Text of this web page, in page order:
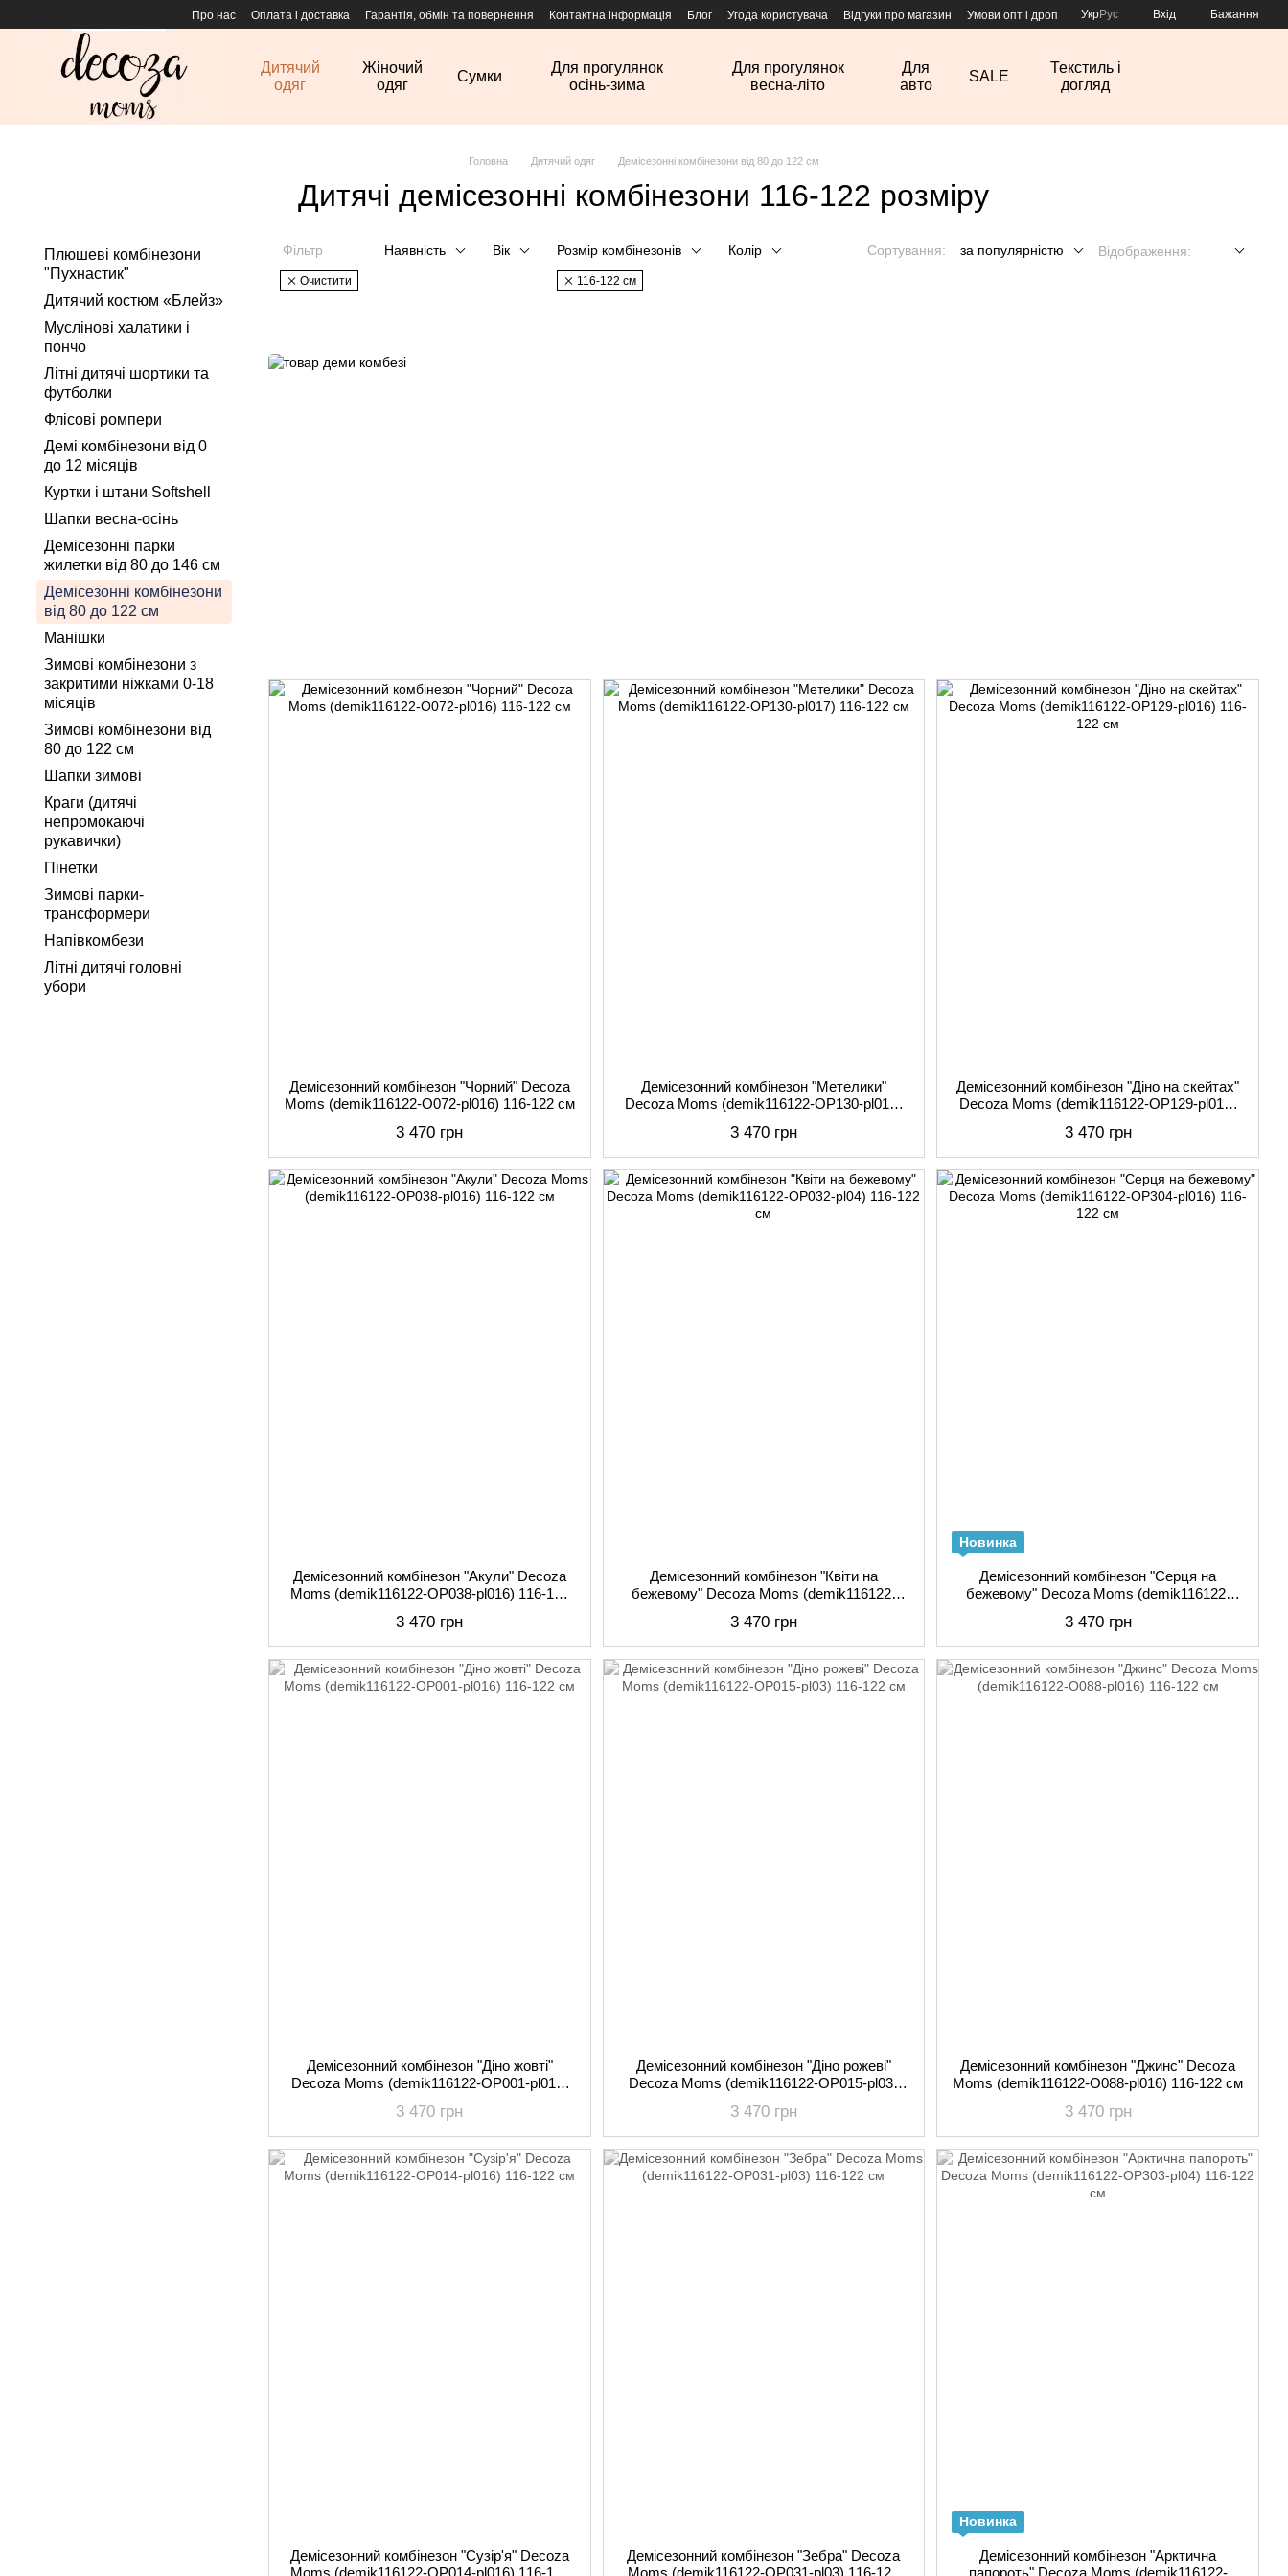
Перейти до основного контентуПро нас Оплата і доставка Гарантія, обмін та повернення Контактна інформація Блог Угода користувача Відгуки про магазин Умови опт і дроп УкрРус Вхід Бажання
Дитячий
одяг
Жіночий
одяг
Сумки
Для прогулянок
осінь-зима
Для прогулянок
весна-літо
Для
авто
SALE
Текстиль і
догляд
Головна Дитячий одяг Демісезонні комбінезони від 80 до 122 см
Дитячі демісезонні комбінезони 116-122 розміру
Фільтр
Очистити
Наявність Вік Розмір комбінезонів
116-122 см
Колір Сортування: за популярністю Відображення:
Демісезонний комбінезон "Чорний" Decoza
Moms (demik116122-O072-pl016) 116-122 см
3 470 грн
Демісезонний комбінезон "Метелики"
Decoza Moms (demik116122-OP130-pl017)
3 470 грн
Демісезонний комбінезон "Діно на скейтах"
Decoza Moms (demik116122-OP129-pl016)
3 470 грн
Демісезонний комбінезон "Акули" Decoza
Moms (demik116122-ОР038-pl016) 116-122
3 470 грн
Демісезонний комбінезон "Квіти на
бежевому" Decoza Moms (demik116122-
3 470 грн
Новинка
Демісезонний комбінезон "Серця на
бежевому" Decoza Moms (demik116122-
3 470 грн
Демісезонний комбінезон "Діно жовті"
Decoza Moms (demik116122-OP001-pl016)
3 470 грн
Демісезонний комбінезон "Діно рожеві"
Decoza Moms (demik116122-OP015-pl03)
3 470 грн
Демісезонний комбінезон "Джинс" Decoza
Moms (demik116122-O088-pl016) 116-122 см
3 470 грн
Демісезонний комбінезон "Сузір'я" Decoza
Демісезонний комбінезон "Зебра" Decoza
Новинка
Демісезонний комбінезон "Арктична
Плюшеві комбінезони
"Пухнастик"
Дитячий костюм «Блейз»
Муслінові халатики і
пончо
Літні дитячі шортики та
футболки
Флісові ромпери
Демі комбінезони від 0
до 12 місяців
Куртки і штани Softshell
Шапки весна-осінь
Демісезонні парки
жилетки від 80 до 146 см
Демісезонні комбінезони
від 80 до 122 см
Манішки
Зимові комбінезони з
закритими ніжками 0-18
місяців
Зимові комбінезони від
80 до 122 см
Шапки зимові
Краги (дитячі
непромокаючі
рукавички)
Пінетки
Зимові парки-
трансформери
Напівкомбези
Літні дитячі головні
убори